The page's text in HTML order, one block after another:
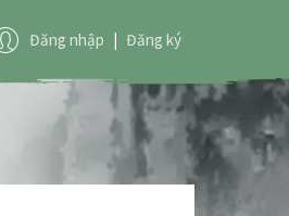
Đăng nhập | Đăng ký